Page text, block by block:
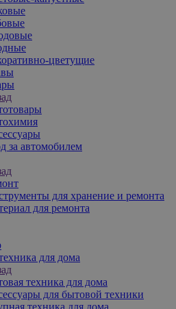
цветущие
за автомобилем
для хранение и ремонта
для ремонта
для дома
техника для дома
для бытовой техники
техника для дома